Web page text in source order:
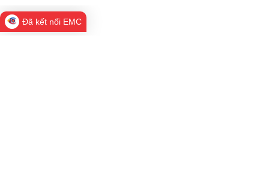
Đã kết nối EMC